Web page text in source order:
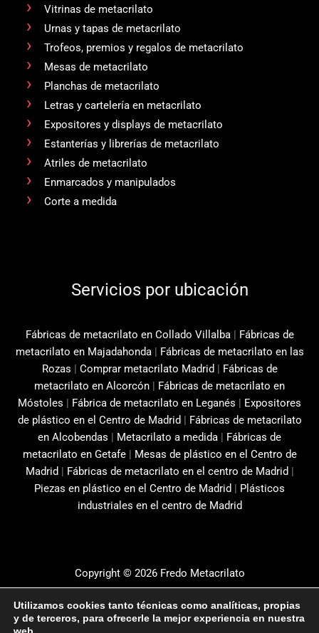
Vitrinas de metacrilato
Urnas y tapas de metacrilato
Trofeos, premios y regalos de metacrilato
Mesas de metacrilato
Planchas de metacrilato
Letras y cartelería en metacrilato
Expositores y displays de metacrilato
Estanterías y librerías de metacrilato
Atriles de metacrilato
Enmarcados y manipulados
Corte a medida
Servicios por ubicación
Fábricas de metacrilato en Collado Villalba| Fábricas de
metacrilato en Majadahonda| Fábricas de metacrilato en las
Rozas | Comprar metacrilato Madrid | Fábricas de
metacrilato en Alcorcón | Fábricas de metacrilato en
Móstoles | Fábrica de metacrilato en Leganés | Expositores
de plástico en el Centro de Madrid | Fábricas de metacrilato
en Alcobendas | Metacrilato a medida | Fábricas de
metacrilato en Getafe| Mesas de plástico en el Centro de
Madrid | Fábricas de metacrilato en el centro de Madrid |
Piezas en plástico en el Centro de Madrid | Plásticos
industriales en el centro de Madrid
Copyright © 2026 Fredo Metacrilato
Política de privacidad
Utilizamos cookies tanto técnicas como analíticas, propias
y de terceros, para ofrecerle la mejor experiencia en nuestra